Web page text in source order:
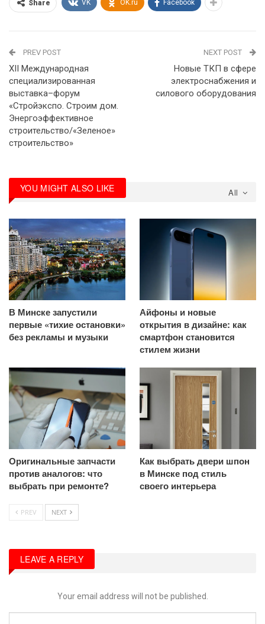
Share VK OK.ru Facebook
PREV POST
XII Международная
специализированная
выставка–форум
«Стройэкспо. Строим дом.
Энергоэффективное
строительство/«Зеленое»
строительство»
NEXT POST
Новые ТКП в сфере
электроснабжения и
силового оборудования
All
YOU MIGHT ALSO LIKE
В Минске запустили
первые «тихие остановки»
без рекламы и музыки
Айфоны и новые
открытия в дизайне: как
смартфон становится
стилем жизни
Оригинальные запчасти
против аналогов: что
выбрать при ремонте?
Как выбрать двери шпон
в Минске под стиль
своего интерьера
PREV NEXT
LEAVE A REPLY
Your email address will not be published.